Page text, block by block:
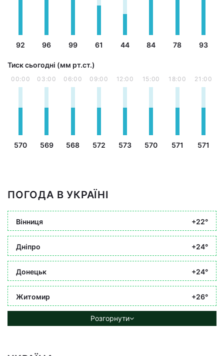
92 96 99 61 44 84 78 93
Тиск сьогодні (мм рт.ст.)
00:00
570
03:00
569
06:00
568
09:00
572
12:00
573
15:00
570
18:00
571
21:00
571
ПОГОДА В УКРАЇНІ
Вінниця +22°
Дніпро +24°
Донецьк +24°
Житомир +26°
Розгорнути